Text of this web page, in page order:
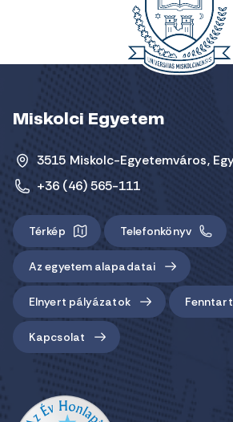
Miskolci Egyetem
3515 Miskolc-Egyetemváros,
+36 (46) 565-111
Térkép Telefonkönyv
Az egyetem alapadatai
Elnyert pályázatok
Kapcsolat